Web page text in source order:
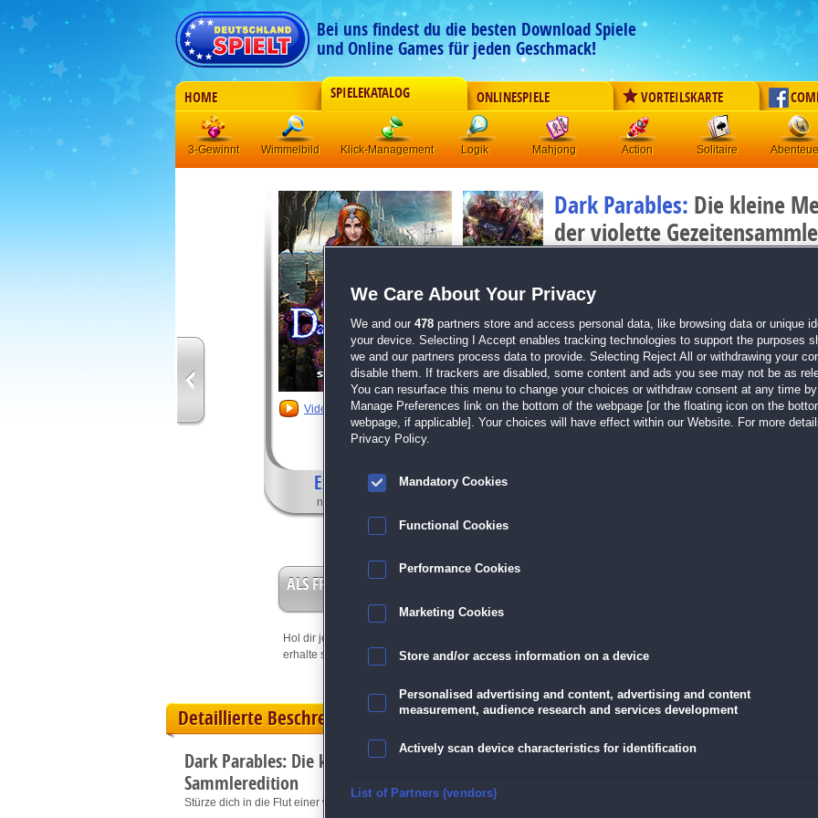
Bei uns findest du die besten Download Spiele
und Online Games für jeden Geschmack!
HOME SPIELEKATALOG ONLINESPIELE VORTEILSKARTE
3-Gewinnt Wimmelbild Klick-Management Logik Mahjong Action Solitaire
Video anschauen
Dark Parables: Die kleine
der violette
Dark Parables: The Little Mermaid and
Wimmelbild | Größe: 828.3 MB
Erkunde die faszinierende Unterwasser-
Löse zahlreiche Minispiele, um die Quelle der
Finde heraus, was es mit dem Gezeitensammler
Lass dich vom packenden Nachfolger von Dark
Exklusive Features,
nur in der Sammleredition
ALS FREISPIEL EINLÖSEN
Hol dir jetzt deine
erhalte sofort bis zu 15 Freispiele!
teste es 60 Minuten lang kostenlos!
Detaillierte Beschreibung
Dark Parables: Die kleine Meerjungfrau und der violette Gezeitensammler
Sammleredition
Stürze dich in die Flut einer wunderbaren Unterwasserwelt!
We Care About Your Privacy
We and our 478 partners store and access personal data, like browsing data or unique
your device. Selecting I Accept enables tracking technologies to support the purposes
we and our partners process data to provide. Selecting Reject All or withdrawing your
disable them. If trackers are disabled, some content and ads you see may not be as
You can resurface this menu to change your choices or withdraw consent at any time
Manage Preferences link on the bottom of the webpage [or the floating icon on the
webpage, if applicable]. Your choices will have effect within our Website. For more
Privacy Policy.
Mandatory Cookies
Functional Cookies
Performance Cookies
Marketing Cookies
Store and/or access information on a device
Personalised advertising and content, advertising and content
measurement, audience research and services development
Actively scan device characteristics for identification
Ensure security, prevent and detect fraud, and fix errors
List of Partners (vendors)